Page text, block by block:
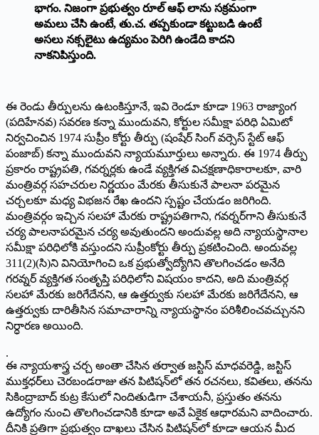
భాగం. నిజంగా ప్రభుత్వం రూల్‌ఆఫ్‌లాను సక్రమంగా
అమలు చేసి ఉంటే, తు.చ. తప్పకుండా కట్టుబడి ఉంటే
అసలు నక్సలైటు ఉద్యమం పెరిగి ఉండేది కాదని
నాకనిపిస్తుంది.
ఈ రెండు తీర్పులను ఉటంకిస్తూనే, ఇవి రెండూ కూడా 1963 రాజ్యాంగ
(పదిహేనవ) సవరణ కన్నా ముందువని, కోర్టుల సమీక్షా పరిధి ఏమిటో
నిర్వచించిన 1974 సుప్రీం కోర్టు తీర్పు (షంషేర్‌ సింగ్‌ వర్సెస్‌ స్టేట్‌ ఆఫ్‌
పంజాబ్‌) కన్నా ముందువని న్యాయమూర్తులు అన్నారు. ఈ 1974 తీర్పు
ప్రకారం రాష్ట్రపతి, గవర్నర్లకు ఉండే వ్యక్తిగత విచక్షణాధికారాలకూ, వారి
మంత్రివర్గ సహచరుల నిర్ణయం మేరకు తీసుకునే పాలనా పరమైన
చర్చలకూ మధ్య విభజన రేఖ ఉందని స్పష్టం చేయడం జరిగింది.
మంత్రివర్గం ఇచ్చిన సలహా మేరకు రాష్ట్రపతిగాని, గవర్నర్‌గాని తీసుకునే
చర్య పాలనాపరమైన చర్య అవుతుందని అందువల్ల అది న్యాయస్థానాల
సమీక్షా పరిధిలోకి వస్తుందని సుప్రీంకోర్టు తీర్పు ప్రకటించింది. అందువల్ల
311(2)(సి)ని వినియోగించి ఒక ప్రభుత్వోద్యోగిని తొలగించడం అనేది
గరవ్నర్‌ వ్యక్తిగత సంతృప్తి పరిధిలోని విషయం కాదని, అది మంత్రివర్గ
సలహా మేరకు జరిగేదేనని, ఆ ఉత్తర్వుకు సలహా మేరకు జరిగేదేనని, ఆ
ఉత్తర్వుకు దారితీసిన సమాచారాన్ని న్యాయస్థానం పరిశీలించవచ్చునని
నిర్ధారణ అయింది.
.
ఈ న్యాయశాస్త్ర చర్చ అంతా చేసిన తర్వాత జస్టిస్‌ మాధవరెడ్డి, జస్టిస్
ము­క్తధర్‌లు చెరబండరాజు తన పిటిషన్‌లో తన రచనలు, కవితలు, తనను
సికింద్రాబాద్‌ కుట్ర కేసులో నిందితుడిగా చేశాయనీ, ప్రస్తుతం తనను
ఉద్యోగం నుంచి తొలగించడానికి కూడా అవే ఏకైక ఆధారమని వాదించారు.
దీనికి ప్రతిగా ప్రభుత్వం దాఖలు చేసిన పిటిషన్‌లో కూడా ఆయన మీద